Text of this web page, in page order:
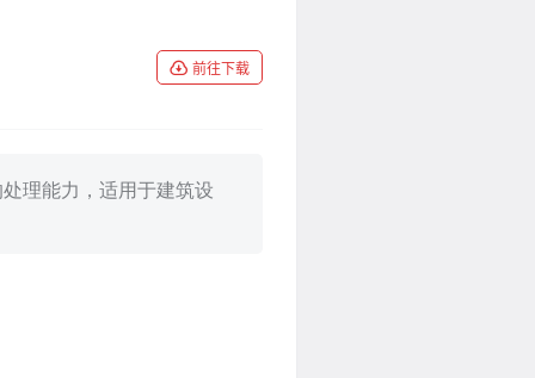
前往下载
处理能力，适用于建筑设